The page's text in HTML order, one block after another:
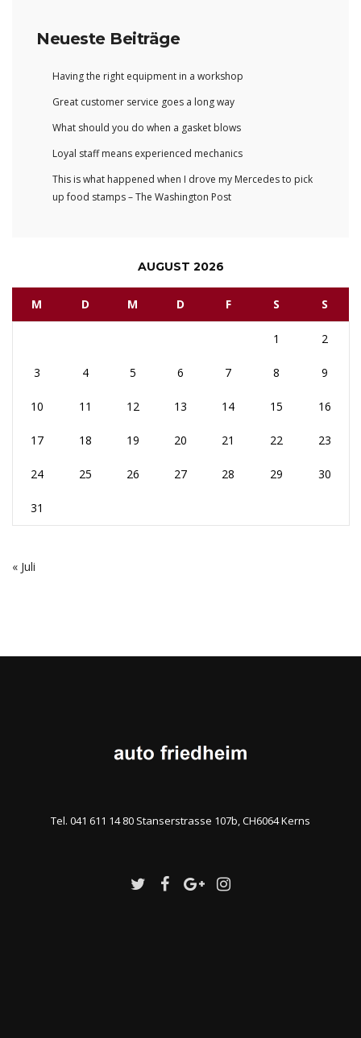
Neueste Beiträge
Having the right equipment in a workshop
Great customer service goes a long way
What should you do when a gasket blows
Loyal staff means experienced mechanics
This is what happened when I drove my Mercedes to pick
up food stamps – The Washington Post
AUGUST 2026
M D M D F S S
1 2
3 4 5 6 7 8 9
10 11 12 13 14 15 16
17 18 19 20 21 22 23
24 25 26 27 28 29 30
31
« Juli
Tel. 041 611 14 80 Stanserstrasse 107b, CH6064 Kerns